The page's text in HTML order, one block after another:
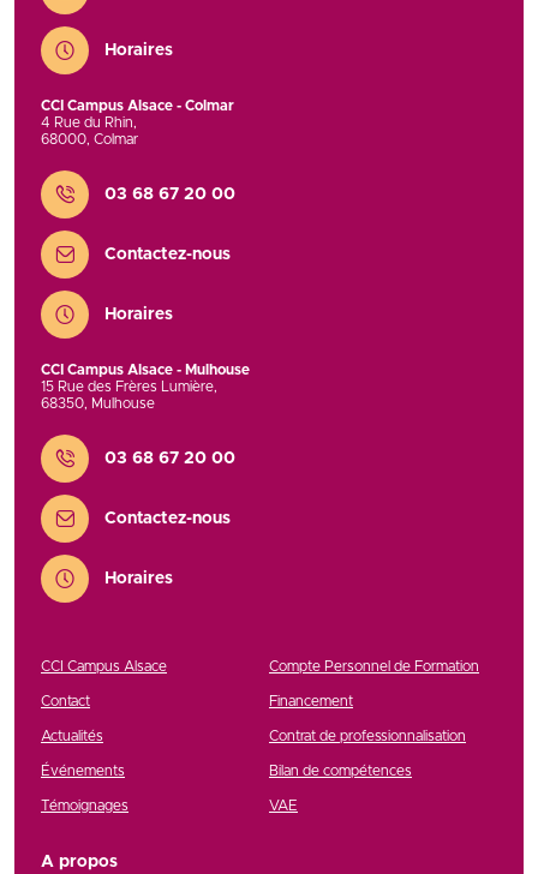
Horaires
CCI Campus Alsace - Colmar
4 Rue du Rhin,
68000, Colmar
Contact
03 68 67 20 00
Contactez-nous
Horaires
CCI Campus Alsace - Mulhouse
15 Rue des Frères Lumière,
68350, Mulhouse
Contact
03 68 67 20 00
Contactez-nous
Horaires
CCI Campus Alsace
Contact
Actualités
Événements
Témoignages
Compte Personnel de Formation
Financement
Contrat de professionnalisation
Bilan de compétences
VAE
A propos